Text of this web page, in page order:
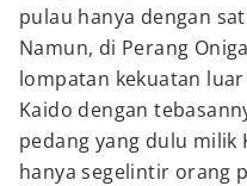
pulau hanya dengan
Namun, di Perang
lompatan kekuatan
Kaido dengan
pedang yang dulu milik
hanya segelintir orang